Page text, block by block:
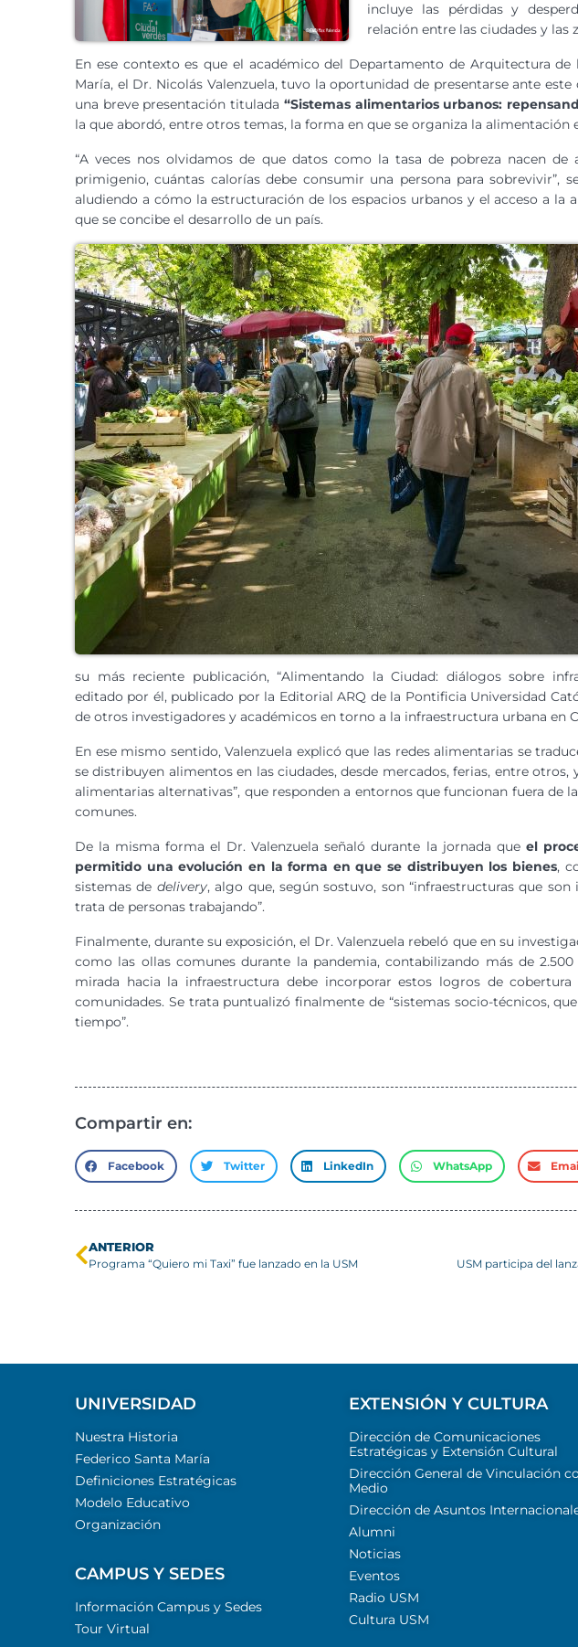
incluye las pérdidas y
relación entre las ciudades y las
En ese contexto es que el académico del Departamento de Arquitectura de
María, el Dr. Nicolás Valenzuela, tuvo la oportunidad de presentarse ante
una breve presentación titulada “Sistemas alimentarios urbanos:
la que abordó, entre otros temas, la forma en que se organiza la alimentación
“A veces nos olvidamos de que datos como la tasa de pobreza nacen
primigenio, cuántas calorías debe consumir una persona para sobrevivir”,
aludiendo a cómo la estructuración de los espacios urbanos y el acceso a la
que se concibe el desarrollo de un país.
su más reciente publicación, “Alimentando la Ciudad: diálogos sobre
editado por él, publicado por la Editorial ARQ de la Pontificia Universidad
de otros investigadores y académicos en torno a la infraestructura urbana en
En ese mismo sentido, Valenzuela explicó que las redes alimentarias se
se distribuyen alimentos en las ciudades, desde mercados, ferias, entre
alimentarias alternativas”, que responden a entornos que funcionan fuera de
comunes.
De la misma forma el Dr. Valenzuela señaló durante la jornada que el
permitido una evolución en la forma en que se distribuyen los bienes,
sistemas de delivery, algo que, según sostuvo, son “infraestructuras que
trata de personas trabajando”.
Finalmente, durante su exposición, el Dr. Valenzuela rebeló que en su
como las ollas comunes durante la pandemia, contabilizando más de
mirada hacia la infraestructura debe incorporar estos logros de
comunidades. Se trata puntualizó finalmente de “sistemas socio-técnicos,
tiempo”.
Compartir en:
Facebook Twitter LinkedIn WhatsApp
ANTERIOR
Programa “Quiero mi Taxi” fue lanzado en la USM
UNIVERSIDAD
Nuestra Historia
Federico Santa María
Definiciones Estratégicas
Modelo Educativo
Organización
CAMPUS Y SEDES
Información Campus y Sedes
Tour Virtual
EXTENSIÓN Y CULTURA
Dirección de Comunicaciones
Estratégicas y Extensión Cultural
Dirección General de Vinculación
Medio
Dirección de Asuntos
Alumni
Noticias
Eventos
Radio USM
Cultura USM